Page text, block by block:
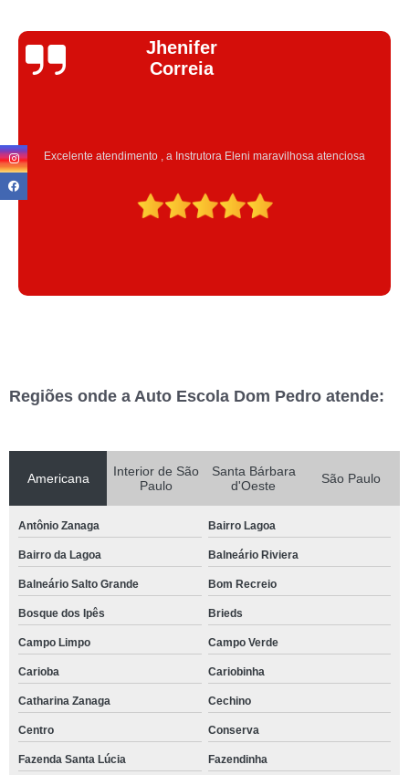
Jhenifer
Correia
Excelente atendimento , a Instrutora Eleni maravilhosa atenciosa
Regiões onde a Auto Escola Dom Pedro atende:
Americana
Interior de São
Paulo
Santa Bárbara
d'Oeste
São Paulo
Antônio Zanaga Bairro Lagoa
Bairro da Lagoa Balneário Riviera
Balneário Salto Grande Bom Recreio
Bosque dos Ipês Brieds
Campo Limpo Campo Verde
Carioba Cariobinha
Catharina Zanaga Cechino
Centro Conserva
Fazenda Santa Lúcia Fazendinha